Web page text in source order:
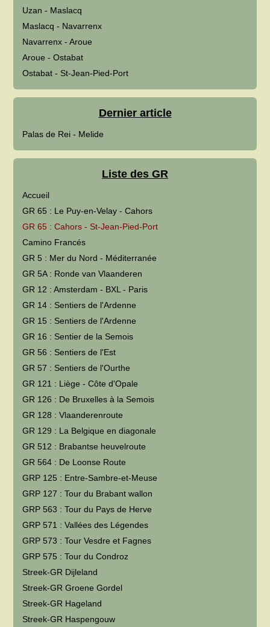
Uzan - Maslacq
Maslacq - Navarrenx
Navarrenx - Aroue
Aroue - Ostabat
Ostabat - St-Jean-Pied-Port
Dernier article
Palas de Rei - Melide
Liste des GR
Accueil
GR 65 : Le Puy-en-Velay - Cahors
GR 65 : Cahors - St-Jean-Pied-Port
Camino Francés
GR 5 : Mer du Nord - Méditerranée
GR 5A : Ronde van Vlaanderen
GR 12 : Amsterdam - BXL - Paris
GR 14 : Sentiers de l'Ardenne
GR 15 : Sentiers de l'Ardenne
GR 16 : Sentier de la Semois
GR 56 : Sentiers de l'Est
GR 57 : Sentiers de l'Ourthe
GR 121 : Liège - Côte d'Opale
GR 126 : De Bruxelles à la Semois
GR 128 : Vlaanderenroute
GR 129 : La Belgique en diagonale
GR 512 : Brabantse heuvelroute
GR 564 : De Loonse Route
GRP 125 : Entre-Sambre-et-Meuse
GRP 127 : Tour du Brabant wallon
GRP 563 : Tour du Pays de Herve
GRP 571 : Vallées des Légendes
GRP 573 : Tour Vesdre et Fagnes
GRP 575 : Tour du Condroz
Streek-GR Dijleland
Streek-GR Groene Gordel
Streek-GR Hageland
Streek-GR Haspengouw